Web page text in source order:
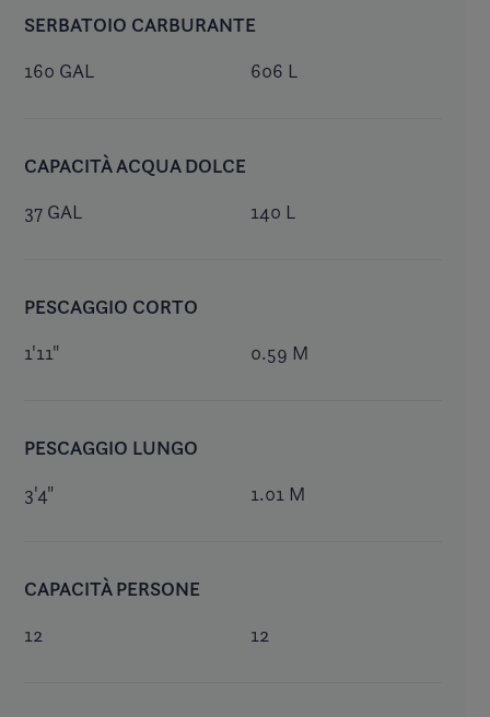
SERBATOIO CARBURANTE
160 GAL 606 L
CAPACITÀ ACQUA DOLCE
37 GAL 140 L
PESCAGGIO CORTO
1'11" 0.59 M
PESCAGGIO LUNGO
3'4" 1.01 M
CAPACITÀ PERSONE
12 12